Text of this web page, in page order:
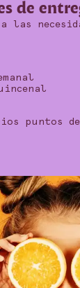
de
a las
puntos